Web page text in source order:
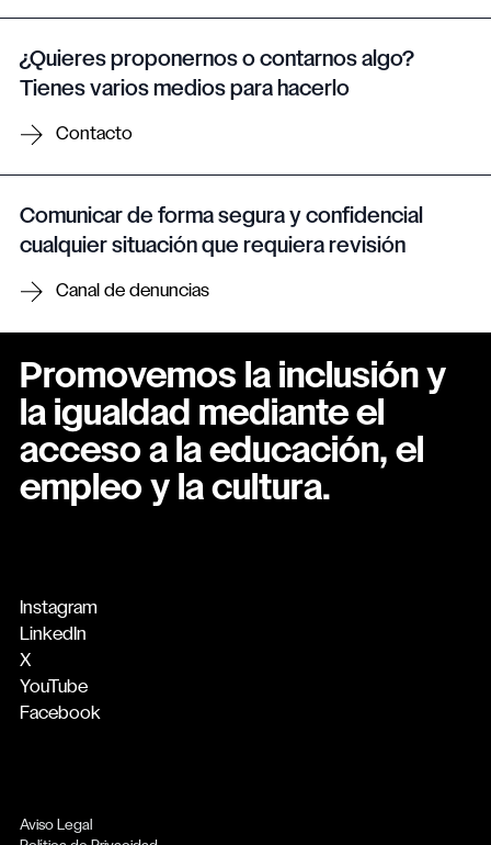
¿Quieres proponernos o contarnos algo?
Tienes varios medios para hacerlo
Contacto
Comunicar de forma segura y confidencial
cualquier situación que requiera revisión
Canal de denuncias
Promovemos la inclusión y
la igualdad mediante el
acceso a la educación, el
empleo y la cultura.
Instagram
LinkedIn
X
YouTube
Facebook
Aviso Legal